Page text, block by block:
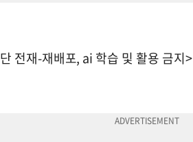
전재-재배포, ai 학습 및 활용 금지>